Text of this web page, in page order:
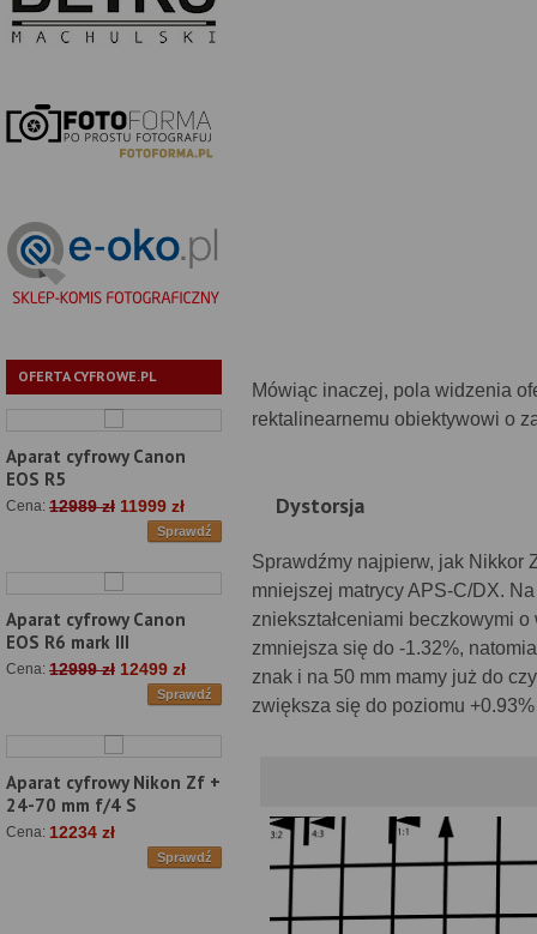
OFERTA CYFROWE.PL
Aparat cyfrowy Canon
EOS R5
Cena: 12989 zł 11999 zł
Sprawdź
Aparat cyfrowy Canon
EOS R6 mark III
Cena: 12999 zł 12499 zł
Sprawdź
Aparat cyfrowy Nikon Zf +
24-70 mm f/4 S
Cena: 12234 zł
Sprawdź
Mówiąc inaczej, pola widzenia
rektalinearnemu obiektywowi o
Dystorsja
Sprawdźmy najpierw, jak Nikkor
mniejszej matrycy APS-C/DX.
zniekształceniami beczkowymi
zmniejsza się do -1.32%,
znak i na 50 mm mamy już do
zwiększa się do poziomu